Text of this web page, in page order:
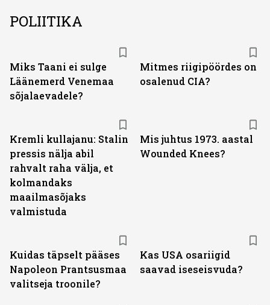
POLIITIKA
Miks Taani ei sulge
Läänemerd Venemaa
sõjalaevadele?
Mitmes riigipöördes on
osalenud CIA?
Kremli kullajanu: Stalin
pressis nälja abil
rahvalt raha välja, et
kolmandaks
maailmasõjaks
valmistuda
Mis juhtus 1973. aastal
Wounded Knees?
Kuidas täpselt pääses
Napoleon Prantsusmaa
valitseja troonile?
Kas USA osariigid
saavad iseseisvuda?